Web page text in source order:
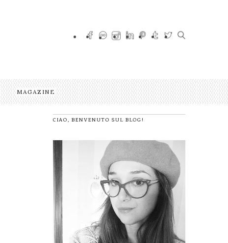
MAGAZINE
CIAO, BENVENUTO SUL BLOG!